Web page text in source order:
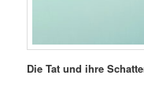
Die Tat und ihre